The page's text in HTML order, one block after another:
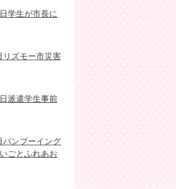
学生が市長に
リズモー市災害
派遣学生事前
バンブーイング
ごとふれあお